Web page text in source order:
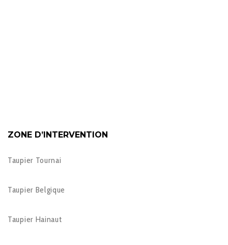
ZONE D’INTERVENTION
Taupier Tournai
Taupier Belgique
Taupier Hainaut